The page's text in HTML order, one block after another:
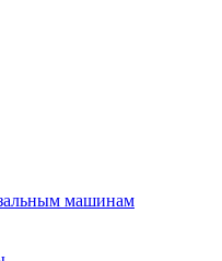
машинам